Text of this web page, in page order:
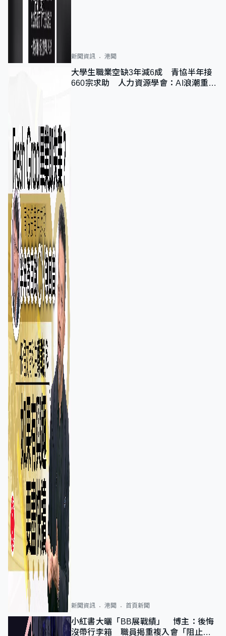
新聞資訊 港聞
大學生職業空缺3年減6成 青協半年接
660宗求助 人力資源學會：AI浪潮重整
新聞資訊 港聞 首頁新聞
小紅書大曬「BB展戰績」 博主：後悔
沒帶行李箱 職員揭重複入會「阻止唔